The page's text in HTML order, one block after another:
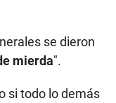
se dieron
mierda".
si todo lo demás